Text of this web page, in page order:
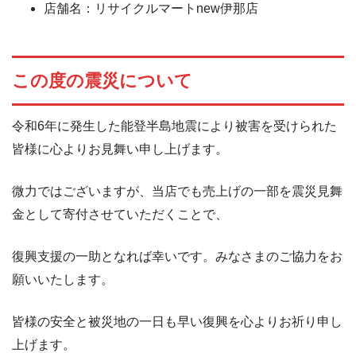
店舗名：リサイクルマートnew伊那店
この度の震災について
令和6年に発生した能登半島地震により被害を受けられた
皆様に心よりお見舞い申し上げます。
微力ではございますが、当店でも売上げの一部を震災見舞
金として寄付させていただくことで、
復興支援の一助となれば幸いです。みなさまのご協力をお
願いいたします。
皆様の安全と被災地の一日も早い復興を心よりお祈り申し
上げます。